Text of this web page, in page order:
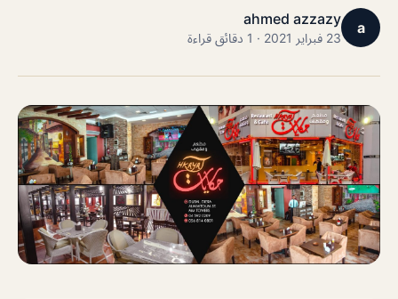
a
ahmed azzazy
23 فبراير 2021 · 1 دقائق قراءة